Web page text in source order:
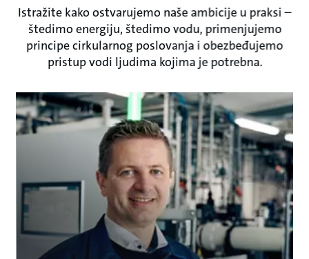
Istražite kako ostvarujemo naše ambicije u praksi –
štedimo energiju, štedimo vodu, primenjujemo
principe cirkularnog poslovanja i obezbeđujemo
pristup vodi ljudima kojima je potrebna.